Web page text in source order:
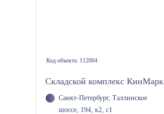
Код объекта: 112004
Складской комплекс КинМарк
Санкт-Петербург, Таллинское
шоссе, 194, к2, с1